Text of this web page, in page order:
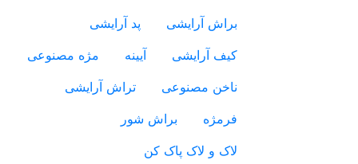
براش آرایشی
پد آرایشی
کیف آرایشی
آیینه
مژه مصنوعی
ناخن مصنوعی
تراش آرایشی
فرمژه
براش شور
لاک و لاک پاک کن